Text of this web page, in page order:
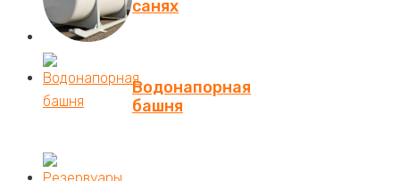
санях
Водонапорная
башня